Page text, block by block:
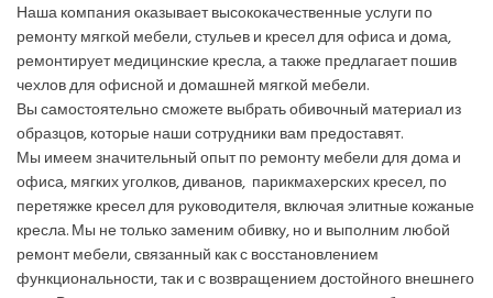
Наша компания оказывает высококачественные услуги по
ремонту мягкой мебели, стульев и кресел для офиса и дома,
ремонтирует медицинские кресла, а также предлагает пошив
чехлов для офисной и домашней мягкой мебели.
Вы самостоятельно сможете выбрать обивочный материал из
образцов, которые наши сотрудники вам предоставят.
Мы имеем значительный опыт по ремонту мебели для дома и
офиса, мягких уголков, диванов, парикмахерских кресел, по
перетяжке кресел для руководителя, включая элитные кожаные
кресла. Мы не только заменим обивку, но и выполним любой
ремонт мебели, связанный как с восстановлением
функциональности, так и с возвращением достойного внешнего